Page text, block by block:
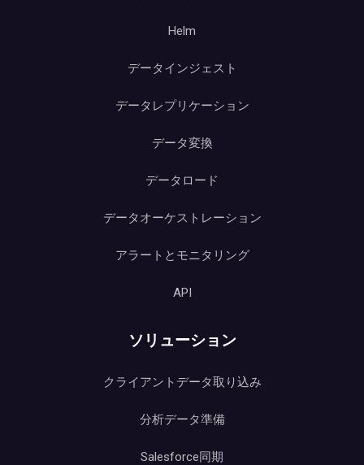
Helm
データインジェスト
データレプリケーション
データ変換
データロード
データオーケストレーション
アラートとモニタリング
API
ソリューション
クライアントデータ取り込み
分析データ準備
Salesforce同期